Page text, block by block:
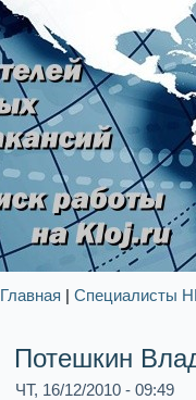
Главная |Специалисты
Потешкин
ЧТ, 16/12/2010 - 09:49